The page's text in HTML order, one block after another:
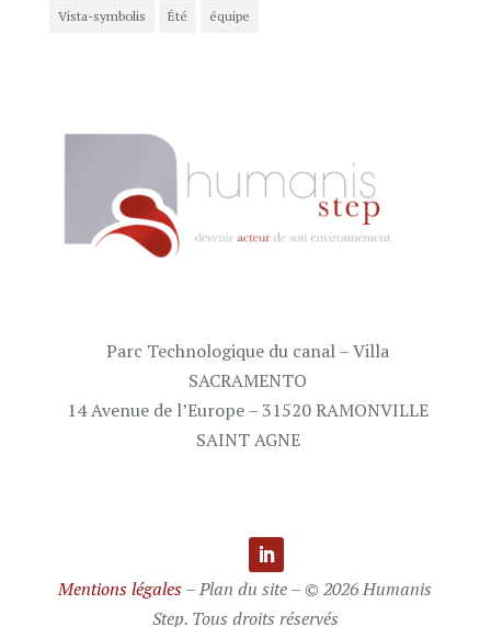
Vista-symbolis Été équipe
Parc Technologique du canal – Villa
SACRAMENTO
14 Avenue de l’Europe – 31520 RAMONVILLE
SAINT AGNE
Mentions légales– Plan du site – © 2026 Humanis
Step. Tous droits réservés